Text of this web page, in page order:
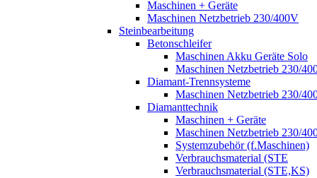
Maschinen + Geräte
Maschinen Netzbetrieb 230/400V
Steinbearbeitung
Betonschleifer
Maschinen Akku Geräte Solo
Maschinen Netzbetrieb 230/
Diamant-Trennsysteme
Maschinen Netzbetrieb 230/
Diamanttechnik
Maschinen + Geräte
Maschinen Netzbetrieb 230/
Systemzubehör (f.Maschinen)
Verbrauchsmaterial (STE
Verbrauchsmaterial (STE,KS)